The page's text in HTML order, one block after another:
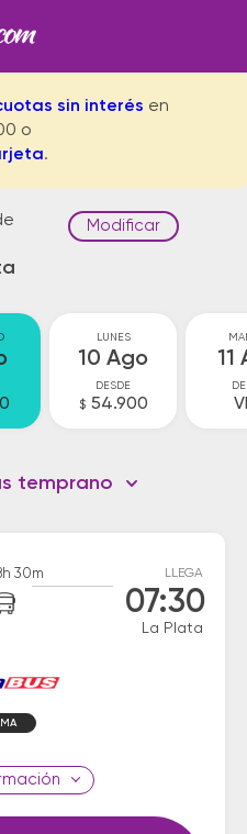
sin interés en
o
.
Modificar
LUNES
10 Ago
DESDE
$ 54.900
11
temprano
30m LLEGA
07:30
La Plata